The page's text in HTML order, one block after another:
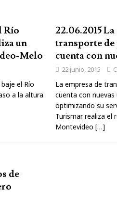
Río
un
Melo
el Río
a la altura
22.06.2015
transporte
cuenta con
22 junio, 2015
La empresa de
cuenta con nuevas
optimizando su
Turismar realiza el
Montevideo […]
de